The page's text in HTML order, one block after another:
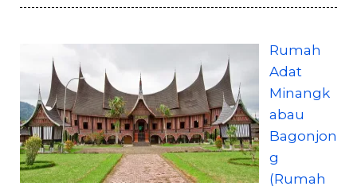
Rumah
Adat
Minangk
abau
Bagonjon
g
(Rumah